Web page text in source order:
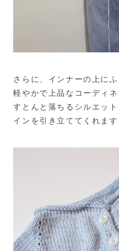
さらに、インナーの上に
軽やかで上品なコーディネ
すとんと落ちるシルエッ
インを引き立ててくれます